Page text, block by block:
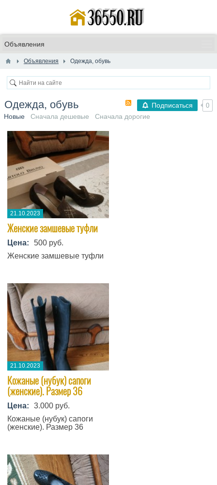
Объявления Одежда, обувь
Подписаться 0
Одежда, обувь
Новые Сначала дешевые Сначала дорогие
21.10.2023
Женские замшевые туфли
Цена:
500 руб.
Женские замшевые туфли
21.10.2023
Кожаные (нубук) сапоги
(женские). Размер 36
Цена:
3.000 руб.
Кожаные (нубук) сапоги
(женские). Размер 36